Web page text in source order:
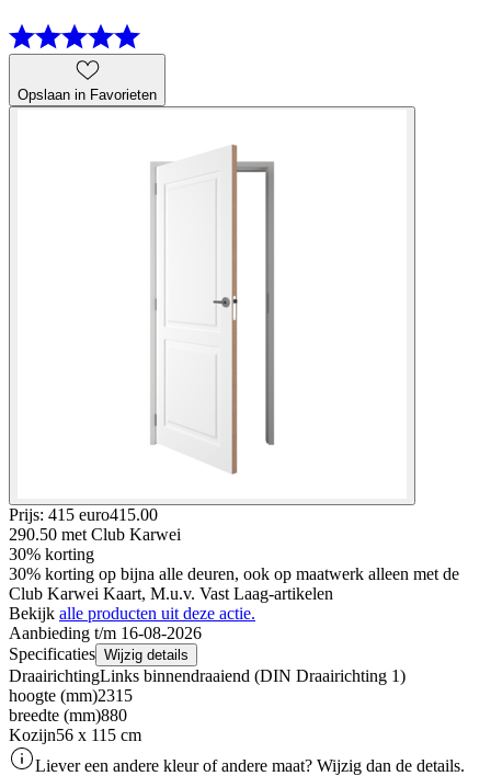
Opslaan in Favorieten
Prijs: 415 euro415.00
290.50 met Club Karwei
30% korting
30% korting op bijna alle deuren, ook op maatwerk alleen met de
Club Karwei Kaart, M.u.v. Vast Laag-artikelen
Bekijk alle producten uit deze actie.
Aanbieding t/m 16-08-2026
Specificaties Wijzig details
DraairichtingLinks binnendraaiend (DIN Draairichting 1)
hoogte (mm)2315
breedte (mm)880
Kozijn56 x 115 cm
Liever een andere kleur of andere maat? Wijzig dan de details.